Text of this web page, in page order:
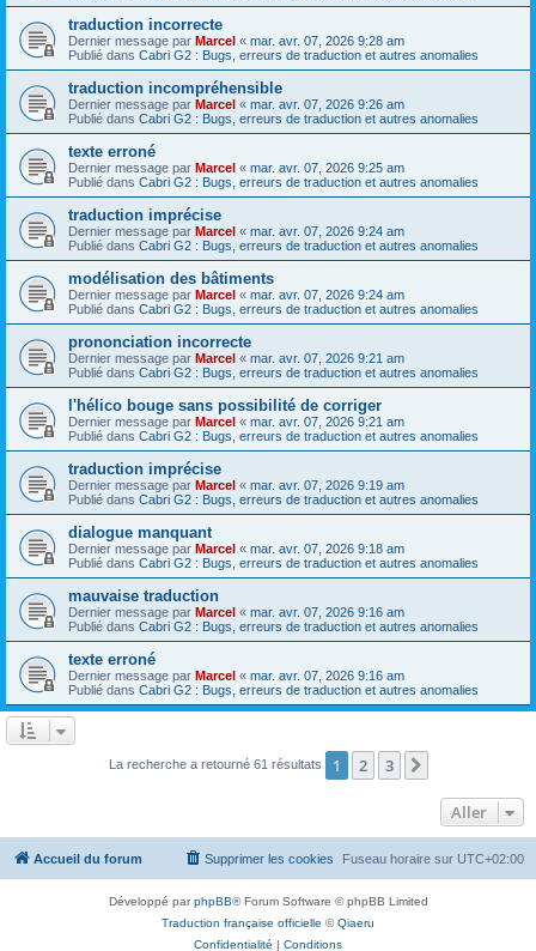
traduction incorrecte
Dernier message par Marcel « mar. avr. 07, 2026 9:28 am
Publié dans Cabri G2 : Bugs, erreurs de traduction et autres anomalies
traduction incompréhensible
Dernier message par Marcel « mar. avr. 07, 2026 9:26 am
Publié dans Cabri G2 : Bugs, erreurs de traduction et autres anomalies
texte erroné
Dernier message par Marcel « mar. avr. 07, 2026 9:25 am
Publié dans Cabri G2 : Bugs, erreurs de traduction et autres anomalies
traduction imprécise
Dernier message par Marcel « mar. avr. 07, 2026 9:24 am
Publié dans Cabri G2 : Bugs, erreurs de traduction et autres anomalies
modélisation des bâtiments
Dernier message par Marcel « mar. avr. 07, 2026 9:24 am
Publié dans Cabri G2 : Bugs, erreurs de traduction et autres anomalies
prononciation incorrecte
Dernier message par Marcel « mar. avr. 07, 2026 9:21 am
Publié dans Cabri G2 : Bugs, erreurs de traduction et autres anomalies
l'hélico bouge sans possibilité de corriger
Dernier message par Marcel « mar. avr. 07, 2026 9:21 am
Publié dans Cabri G2 : Bugs, erreurs de traduction et autres anomalies
traduction imprécise
Dernier message par Marcel « mar. avr. 07, 2026 9:19 am
Publié dans Cabri G2 : Bugs, erreurs de traduction et autres anomalies
dialogue manquant
Dernier message par Marcel « mar. avr. 07, 2026 9:18 am
Publié dans Cabri G2 : Bugs, erreurs de traduction et autres anomalies
mauvaise traduction
Dernier message par Marcel « mar. avr. 07, 2026 9:16 am
Publié dans Cabri G2 : Bugs, erreurs de traduction et autres anomalies
texte erroné
Dernier message par Marcel « mar. avr. 07, 2026 9:16 am
Publié dans Cabri G2 : Bugs, erreurs de traduction et autres anomalies
La recherche a retourné 61 résultats 1 2 3
Aller
Accueil du forum Fuseau horaire sur UTC+02:00
Supprimer les cookies
Développé parphpBB® Forum Software © phpBB Limited
Traduction française officielle ©Qiaeru
Confidentialité | Conditions